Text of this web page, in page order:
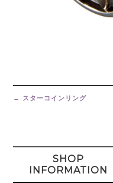
Post
navigation
← スターコインリング
SHOP
INFORMATION